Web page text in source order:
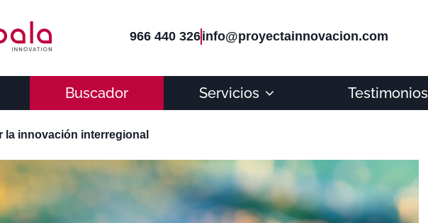
966 440 326info@proyectainnovacion.com
Buscador Servicios Testimonios
la innovación interregional